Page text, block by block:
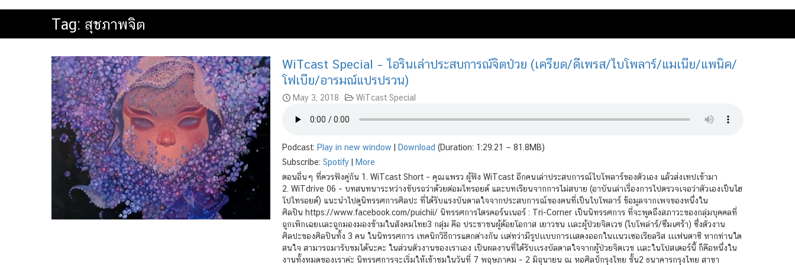
Tag: สุชภาพจิต
WiTcast Special – ไอรินเล่าประสบการณ์จิตป่วย (เครียด/ดีเพรส/ไบโพลาร์/แมเนีย/แพนิค/
โฟเบีย/อารมณ์แปรปรวน)
May 3, 2018 WiTcast Special
Podcast: Play in new window | Download (Duration: 1:29:21 — 81.8MB)
Subscribe: Spotify| More
ตอนอื่นๆ ที่ควรฟังคู่กัน 1. WiTcast Short – คุณแพรว ผู้ฟัง WiTcast อีกคนเล่าประสบการณ์ไบโพลาร์ของตัวเอง แล้วส่งเทปเข้ามา
2. WiTdrive 06 – บทสนทนาระหว่างขับรถว่าด้วยต่อมไทรอยด์ และบทเรียนจากการไม่สบาย (อาบันเล่าเรื่องการไปตรวจเจอว่าตัวเองเป็นไฮ
โปไทรอยด์) แนะนำไปดูนิทรรศการศิลปะ ที่ได้รับแรงบันดาลใจจากประสบการณ์ของคนที่เป็นไบโพลาร์ ช้อมูลจากเพจของหนึ่งใน
ศิลปิน https://www.facebook.com/puichii/ นิทรรศการไตรคอร์นเนอร์ : Tri-Corner เป็นนิทรรศการ ที่จะพูดถึงสภาวะของกลุ่มบุคคลที่
ถูกเพิกเฉยเเละถูกมองมองข้ามในสังคมไทย3 กลุ่ม คือ ประชาชนผู้ด้อยโอกาส เยาวชน เเละผู้ป่วยจิตเวช (ไบโพล่าร์/ซึมเศร้า) ซึ่งตัวงาน
ศิลปะของศิลปินทั้ง 3 คน ในนิทรรศการ เทคนิกวิธีการแตกต่างกัน เเต่ทว่ามีรูปเเบบการเเสดงออกในเเนวเซอเรียลริส เเเฟนตาซี หากท่านใด
สนใจ สามารถมารับชมได้นะคะ ในส่วนตัวงานของเราเอง เป็นผลงานที่ได้รับเเรงบัลดาลใจจากผู้ป่วยจิตเวช เเละในโปสเตอร์นี้ ก็คือหนึ่งใน
งานทั้งหมดของเราค่ะ นิทรรศการจะเริ่มให้เข้าชมในวันที่ 7 พฤษภาคม – 2 มิถุนายน ณ หอศิลป์กรุงไทย ชั้น2 ธนาคารกรุงไทย สาขา